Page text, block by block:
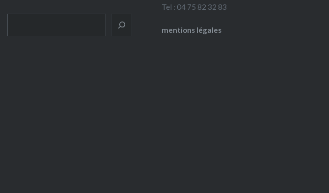
Tel : 04 75 82 32 83
mentions légales